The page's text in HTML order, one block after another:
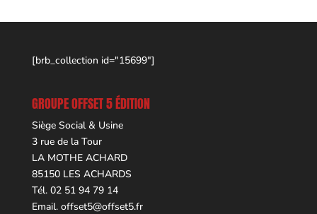
[brb_collection id="15699"]
GROUPE OFFSET 5 ÉDITION
Siège Social & Usine
3 rue de la Tour
LA MOTHE ACHARD
85150 LES ACHARDS
Tél. 02 51 94 79 14
Email. offset5@offset5.fr